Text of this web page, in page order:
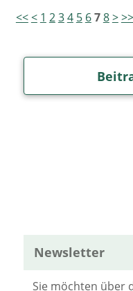
<<< 1 234 5 678>>>
Newsletter
Sie möchten über